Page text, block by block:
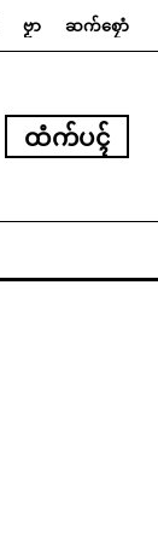
ဗၟာ ဆက်စၠောံ
ထံက်ပၚ်